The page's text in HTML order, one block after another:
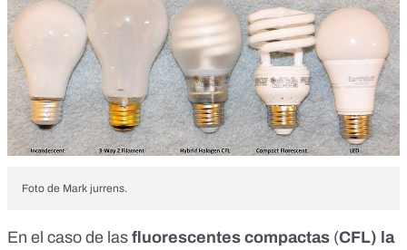
Foto de Mark jurrens.
En el caso de las fluorescentes compactas (CFL) la